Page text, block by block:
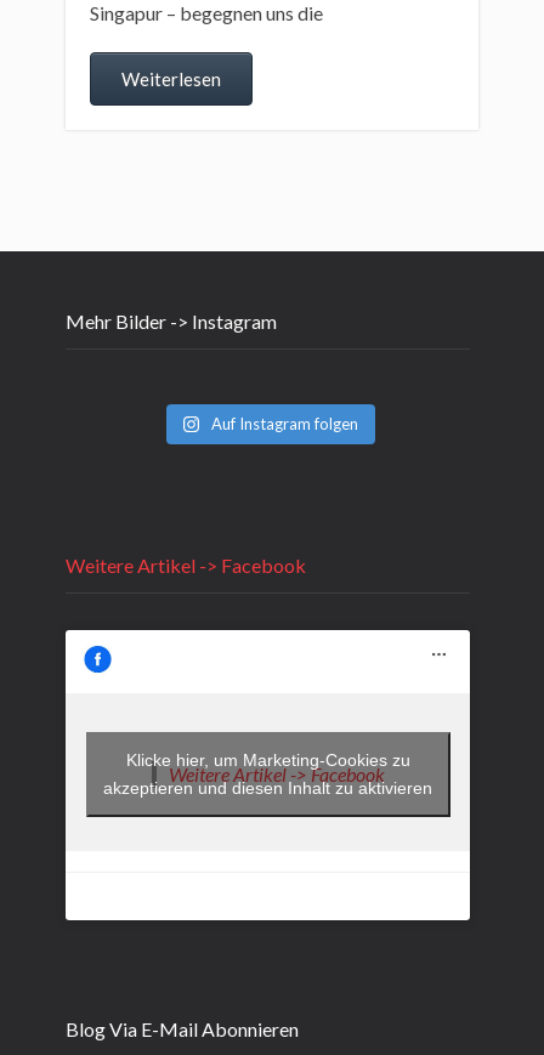
Singapur – begegnen uns die
Weiterlesen
Mehr Bilder -> Instagram
Auf Instagram folgen
Weitere Artikel -> Facebook
Weitere Artikel -> Facebook
Klicke hier, um Marketing-Cookies zu
akzeptieren und diesen Inhalt zu aktivieren
Blog Via E-Mail Abonnieren